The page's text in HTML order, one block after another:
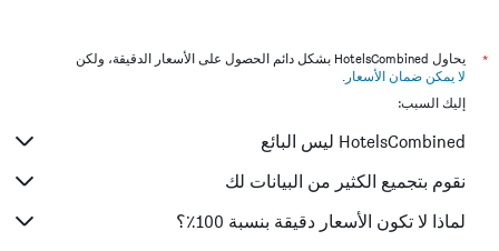
*
يحاول HotelsCombined بشكل دائم الحصول على الأسعار الدقيقة، ولكن
لا يمكن ضمان الأسعار .
إليك السبب:
HotelsCombined ليس البائع
نقوم بتجميع الكثير من البيانات لك
لماذا لا تكون الأسعار دقيقة بنسبة 100٪؟